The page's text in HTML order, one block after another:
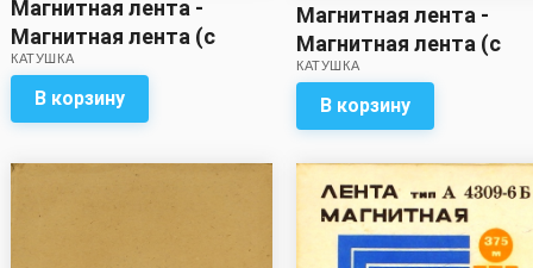
Магнитная лента -
Магнитная лента (с
записью)
КАТУШКА
В корзину
Магнитная лента -
Магнитная лента (с
записью)
КАТУШКА
В корзину